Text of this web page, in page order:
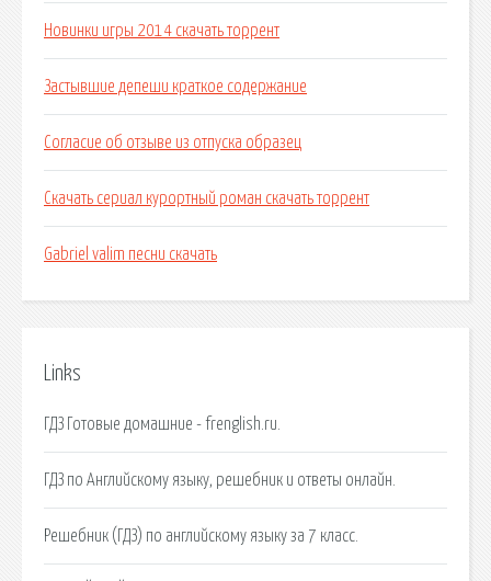
Новинки игры 2014 скачать торрент
Застывшие депеши краткое содержание
Согласие об отзыве из отпуска образец
Скачать сериал курортный роман скачать торрент
Gabriel valim песни скачать
Links
ГДЗ Готовые домашние - frenglish.ru.
ГДЗ по Английскому языку, решебник и ответы онлайн.
Решебник (ГДЗ) по английскому языку за 7 класс.